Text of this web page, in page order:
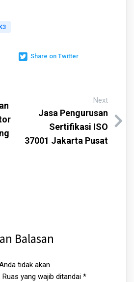
Share on Twitter
Next
Jasa Pengurusan
Sertifikasi ISO
37001 Jakarta Pusat
Balasan
tidak akan
Ruas yang wajib ditandai *